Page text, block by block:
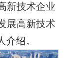
新技术企业
展高新技术
绍。